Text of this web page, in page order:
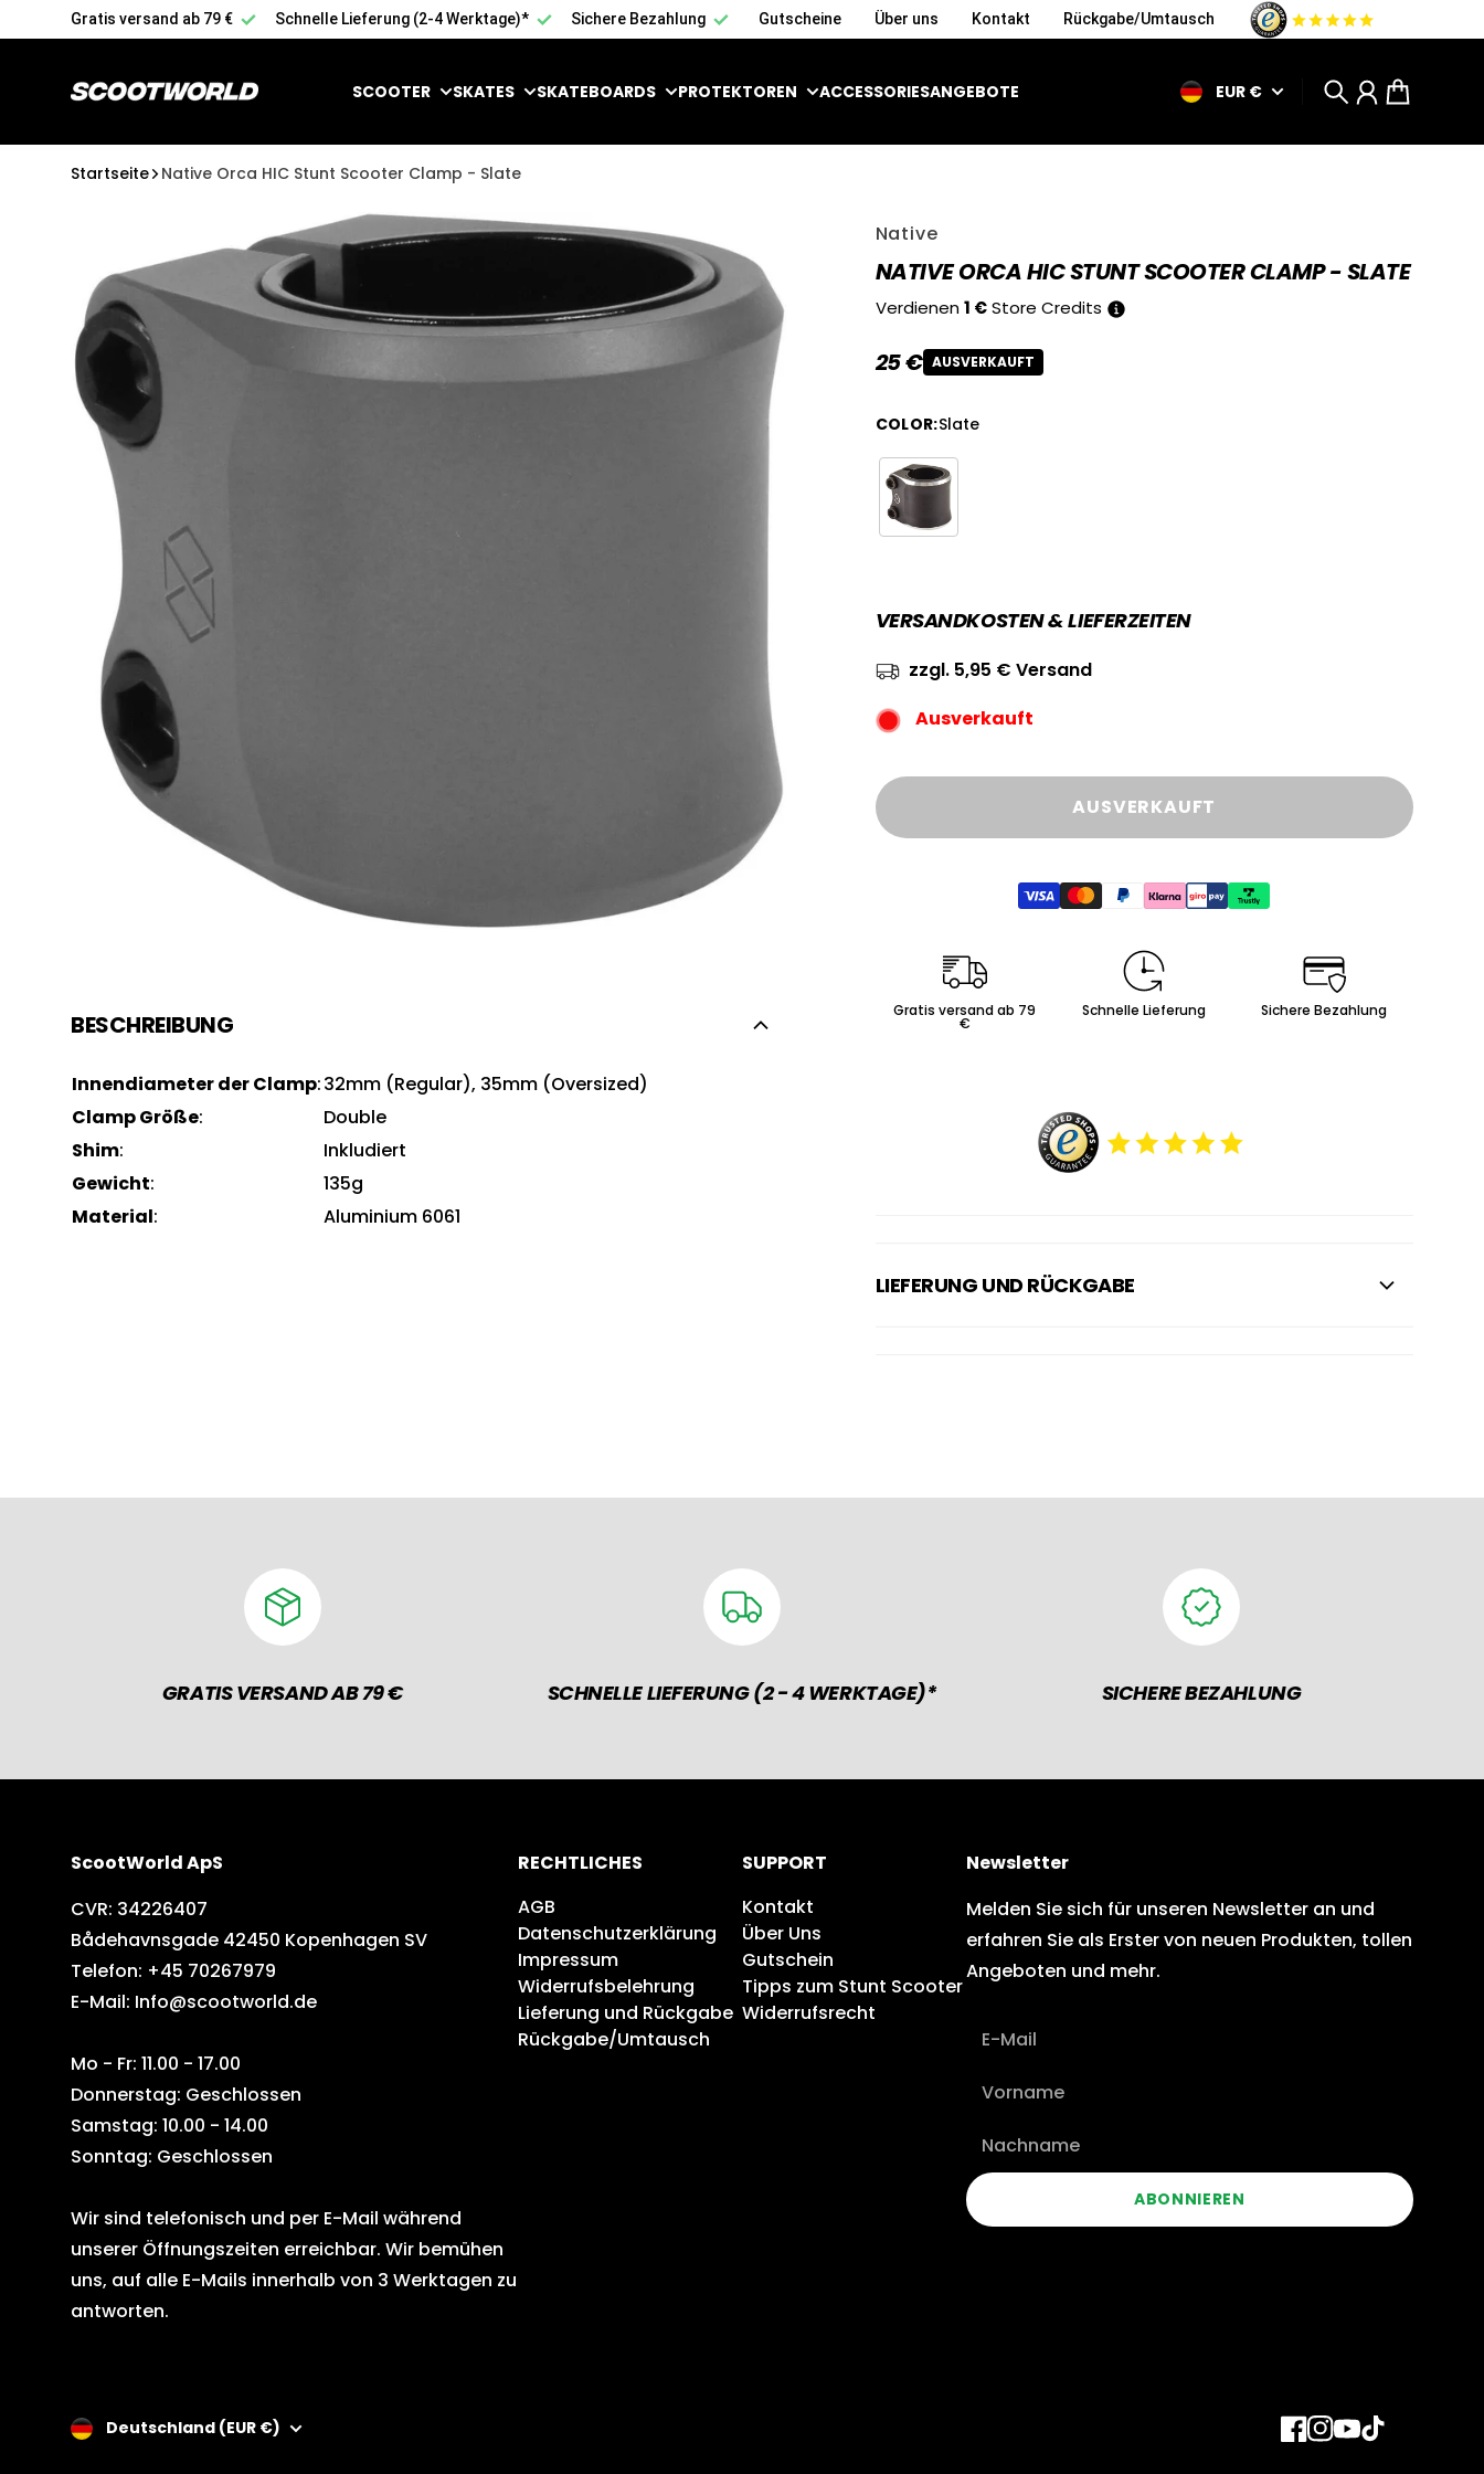
Zum Inhalt springen
Gratis versand ab 79 € Schnelle Lieferung (2-4 Werktage)* Sichere Bezahlung Gutscheine Über uns Kontakt Rückgabe/Umtausch
SCOOTER SKATES SKATEBOARDS PROTEKTOREN ACCESSORIESANGEBOTE EUR € SucheKontoWarenkorb
Startseite Native Orca HIC Stunt Scooter Clamp - Slate
Native
NATIVE ORCA HIC STUNT SCOOTER CLAMP - SLATE
Verdienen1 €Store Credits
Regulärer Preis 25 €
25 € AUSVERKAUFT
COLOR:Slate
VERSANDKOSTEN & LIEFERZEITEN
zzgl. 5,95 € Versand
Ausverkauft
AUSVERKAUFT
Gratis versand ab 79
€
Schnelle Lieferung Sichere Bezahlung
LIEFERUNG UND RÜCKGABE
BESCHREIBUNG
Innendiameter der Clamp:32mm (Regular), 35mm (Oversized)
Clamp Größe:
Double
Shim:
Inkludiert
Gewicht:
135g
Material: Aluminium 6061
GRATIS VERSAND AB 79 € SCHNELLE LIEFERUNG (2 - 4 WERKTAGE)* SICHERE BEZAHLUNG
ScootWorld ApS
CVR: 34226407
Bådehavnsgade 42450 Kopenhagen SV
Telefon: +45 70267979
E-Mail: Info@scootworld.de
Mo - Fr: 11.00 - 17.00
Donnerstag: Geschlossen
Samstag: 10.00 - 14.00
Sonntag: Geschlossen
Wir sind telefonisch und per E-Mail während
unserer Öffnungszeiten erreichbar. Wir bemühen
uns, auf alle E-Mails innerhalb von 3 Werktagen zu
antworten.
RECHTLICHES
AGB
Datenschutzerklärung
Impressum
Widerrufsbelehrung
Lieferung und Rückgabe
Rückgabe/Umtausch
SUPPORT
Kontakt
Über Uns
Gutschein
Tipps zum Stunt Scooter
Widerrufsrecht
Newsletter
Melden Sie sich für unseren Newsletter an und
erfahren Sie als Erster von neuen Produkten, tollen
Angeboten und mehr.
ABONNIEREN
Deutschland (EUR €)